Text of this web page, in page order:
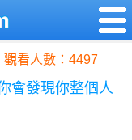
觀看人數：4497
會發現你整個人